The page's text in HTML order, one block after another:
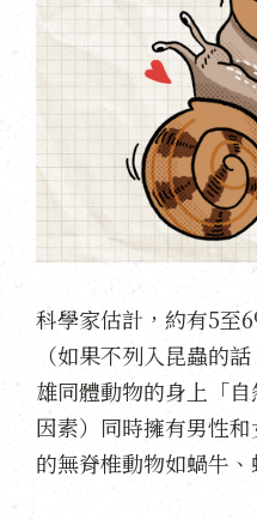
科學家估計，約有5至
（如果不列入昆蟲的
雄同體動物的身上「
因素）同時擁有男性
的無脊椎動物如蝸牛